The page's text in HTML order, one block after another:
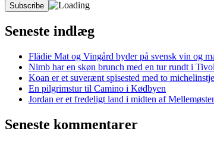
Seneste indlæg
Flädie Mat og Vingård byder på svensk vin og
Nimb har en skøn brunch med en tur rundt i
Koan er et suverænt spisested med to
En pilgrimstur til Camino i Kødbyen
Jordan er et fredeligt land i midten af
Seneste kommentarer